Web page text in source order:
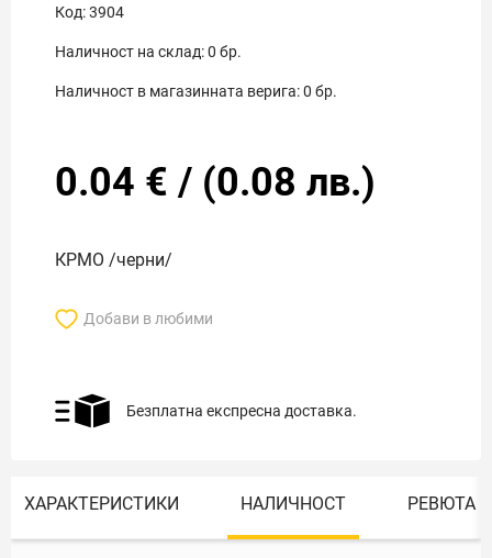
Код:3904
Наличност на склад:0 бр.
Наличност в магазинната верига:0 бр.
0.04 € / (0.08 лв.)
КРМО /черни/
Добави в любими
Безплатна експресна доставка.
ХАРАКТЕРИСТИКИ НАЛИЧНОСТ РЕВЮТА